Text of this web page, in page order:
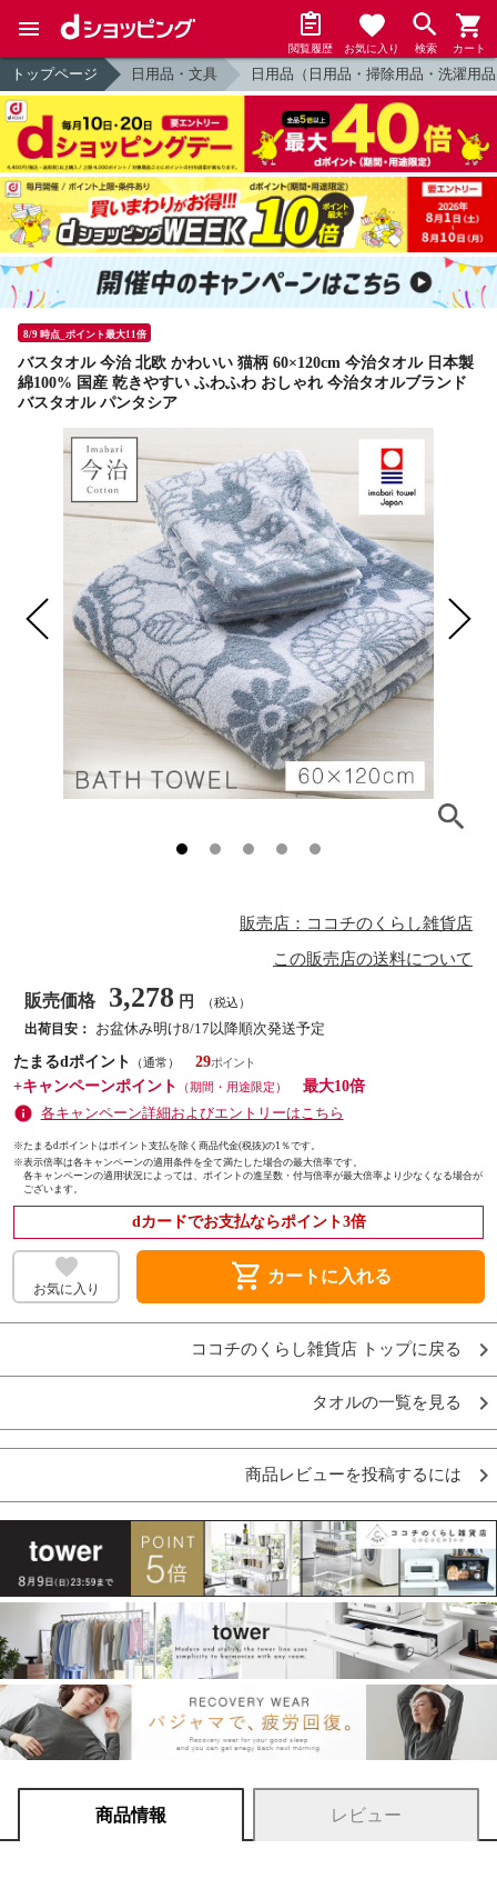
閲覧履歴 お気に入り 検索 カート
トップページ 日用品・文具 日用品（日用品・掃除用品・洗濯用
8/9 時点_ポイント最大11倍
バスタオル 今治 北欧 かわいい 猫柄 60×120cm 今治タオル 日本製
綿100% 国産 乾きやすい ふわふわ おしゃれ 今治タオルブランド
バスタオル パンタシア
販売店：ココチのくらし雑貨店
この販売店の送料について
販売価格 3,278 円 （税込）
出荷目安：
お盆休み明け8/17以降順次発送予定
たまるdポイント
（通常）
29
+キャンペーンポイント
（期間・用途限定）
最大10倍
各キャンペーン詳細およびエントリーはこちら
※たまるdポイントはポイント支払を除く商品代金(税抜)の1％です。
※表示倍率は各キャンペーンの適用条件を全て満たした場合の最大倍率です。
各キャンペーンの適用状況によっては、ポイントの進呈数・付与倍率が最大倍率より少なくなる場合が
ございます。
dカードでお支払ならポイント3倍
お気に入り shopping_cart カートに入れる
ココチのくらし雑貨店 トップに戻る
タオルの一覧を見る
商品レビューを投稿するには
商品情報 レビュー